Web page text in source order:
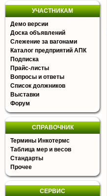
УЧАСТНИКАМ
Демо версии
Доска объявлений
Слежение за вагонами
Каталог предприятий АПК
Подписка
Прайс-листы
Вопросы и ответы
Список должников
Выставки
Форум
СПРАВОЧНИК
Термины Инкотермс
Таблица мер и весов
Стандарты
Прочее
СЕРВИС